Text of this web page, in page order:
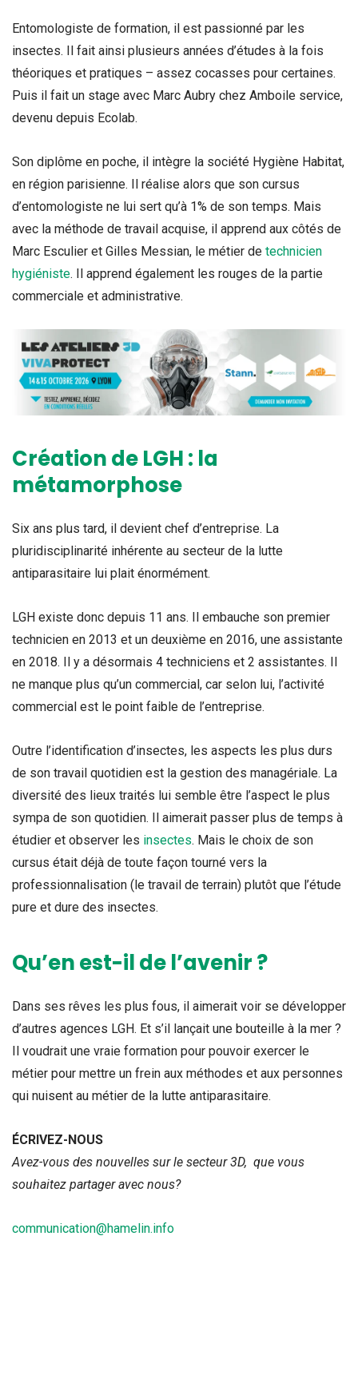
Entomologiste de formation, il est passionné par les
insectes. Il fait ainsi plusieurs années d’études à la fois
théoriques et pratiques – assez cocasses pour certaines.
Puis il fait un stage avec Marc Aubry chez Amboile service,
devenu depuis Ecolab.
Son diplôme en poche, il intègre la société Hygiène Habitat,
en région parisienne. Il réalise alors que son cursus
d’entomologiste ne lui sert qu’à 1% de son temps. Mais
avec la méthode de travail acquise, il apprend aux côtés de
Marc Esculier et Gilles Messian, le métier de technicien
hygiéniste. Il apprend également les rouges de la partie
commerciale et administrative.
Création de LGH : la
métamorphose
Six ans plus tard, il devient chef d’entreprise. La
pluridisciplinarité inhérente au secteur de la lutte
antiparasitaire lui plait énormément.
LGH existe donc depuis 11 ans. Il embauche son premier
technicien en 2013 et un deuxième en 2016, une assistante
en 2018. Il y a désormais 4 techniciens et 2 assistantes. Il
ne manque plus qu’un commercial, car selon lui, l’activité
commercial est le point faible de l’entreprise.
Outre l’identification d’insectes, les aspects les plus durs
de son travail quotidien est la gestion des managériale. La
diversité des lieux traités lui semble être l’aspect le plus
sympa de son quotidien. Il aimerait passer plus de temps à
étudier et observer les insectes. Mais le choix de son
cursus était déjà de toute façon tourné vers la
professionnalisation (le travail de terrain) plutôt que l’étude
pure et dure des insectes.
Qu’en est-il de l’avenir ?
Dans ses rêves les plus fous, il aimerait voir se développer
d’autres agences LGH. Et s’il lançait une bouteille à la mer ?
Il voudrait une vraie formation pour pouvoir exercer le
métier pour mettre un frein aux méthodes et aux personnes
qui nuisent au métier de la lutte antiparasitaire.
ÉCRIVEZ-NOUS
Avez-vous des nouvelles sur le secteur 3D, que vous
souhaitez partager avec nous?
communication@hamelin.info